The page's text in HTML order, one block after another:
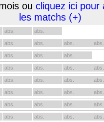
ou cliquez ici pour
les matchs (+)
abs. abs.
abs. abs. abs. abs.
abs. abs. abs.
abs. abs. abs. abs.
abs. abs. abs. abs.
abs. abs. abs. abs.
abs. abs. abs. abs.
abs. abs. abs. abs.